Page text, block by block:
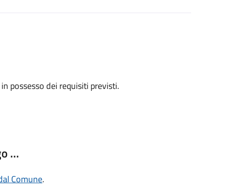
possesso dei requisiti previsti.
…
Comune.